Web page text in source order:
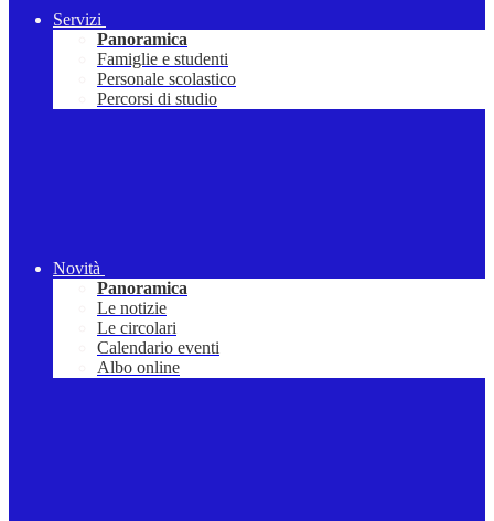
Servizi
Panoramica
Famiglie e studenti
Personale scolastico
Percorsi di studio
Novità
Panoramica
Le notizie
Le circolari
Calendario eventi
Albo online